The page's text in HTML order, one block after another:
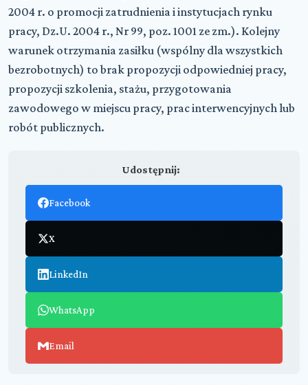
2004 r. o promocji zatrudnienia i instytucjach rynku
pracy, Dz.U. 2004 r., Nr 99, poz. 1001 ze zm.). Kolejny
warunek otrzymania zasiłku (wspólny dla wszystkich
bezrobotnych) to brak propozycji odpowiedniej pracy,
propozycji szkolenia, stażu, przygotowania
zawodowego w miejscu pracy, prac interwencyjnych lub
robót publicznych.
Udostępnij:
Facebook
X
LinkedIn
WhatsApp
Email